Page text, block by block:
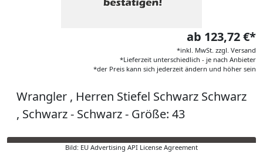
ab 123,72 €*
*inkl. MwSt. zzgl. Versand
*Lieferzeit unterschiedlich - je nach Anbieter
*der Preis kann sich jederzeit ändern und höher sein
Wrangler , Herren Stiefel Schwarz Schwarz
, Schwarz - Schwarz - Größe: 43
Bild: EU Advertising API License Agreement